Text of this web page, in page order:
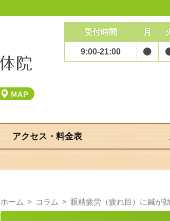
受付時間 月
9:00-21:00
アクセス・料金表
ホーム コラム 眼精疲労（疲れ目）に鍼が効